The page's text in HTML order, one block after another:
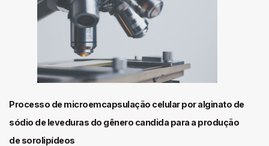
por
fermentação
semissólida
em
sistema
difusão
controlada
por
Processo de microemcapsulação celular por alginato de
sódio de leveduras do gênero candida para a produção
de sorolipídeos